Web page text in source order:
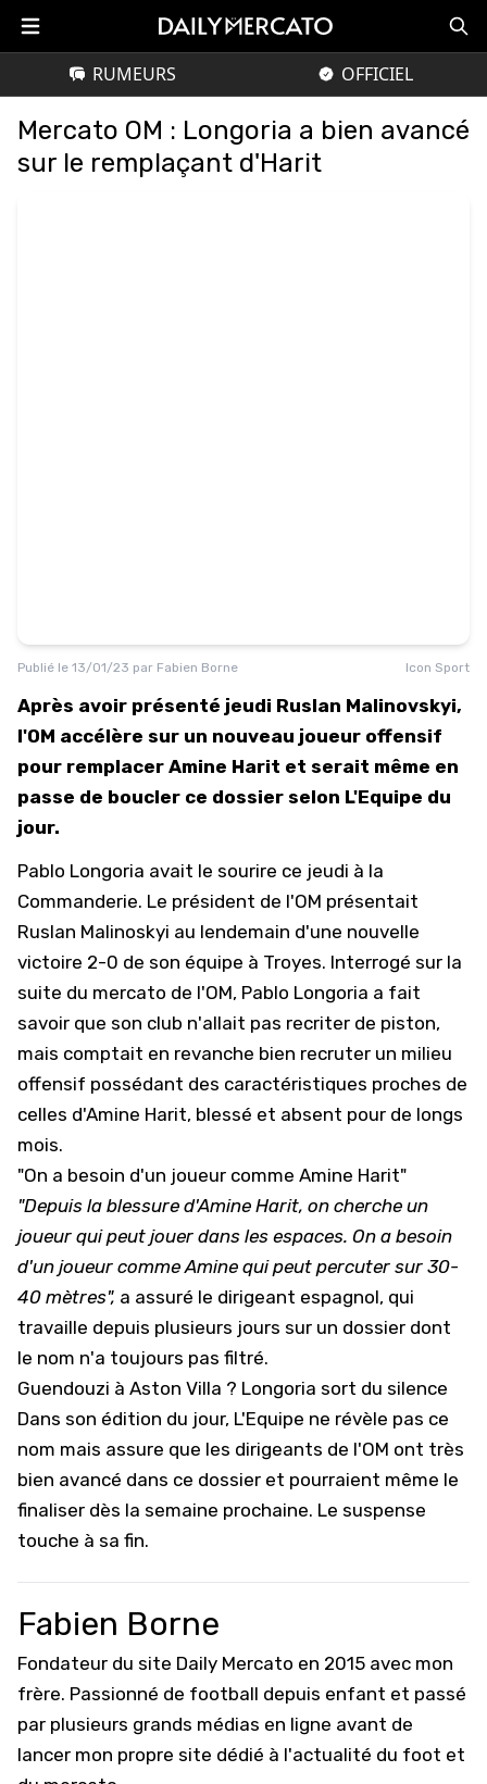
RUMEURS OFFICIEL
Mercato OM : Longoria a bien avancé
sur le remplaçant d'Harit
Publié le 13/01/23 par Fabien Borne Icon Sport
Après avoir présenté jeudi Ruslan Malinovskyi,
l'OM accélère sur un nouveau joueur offensif
pour remplacer Amine Harit et serait même en
passe de boucler ce dossier selon L'Equipe du
jour.
Pablo Longoria avait le sourire ce jeudi à la
Commanderie. Le président de l'OM présentait
Ruslan Malinoskyi au lendemain d'une nouvelle
victoire 2-0 de son équipe à Troyes. Interrogé sur la
suite du mercato de l'OM, Pablo Longoria a fait
savoir que son club n'allait pas recriter de piston,
mais comptait en revanche bien recruter un milieu
offensif possédant des caractéristiques proches de
celles d'Amine Harit, blessé et absent pour de longs
mois.
"On a besoin d'un joueur comme Amine Harit"
"Depuis la blessure d'Amine Harit, on cherche un
joueur qui peut jouer dans les espaces. On a besoin
d'un joueur comme Amine qui peut percuter sur 30-
40 mètres", a assuré le dirigeant espagnol, qui
travaille depuis plusieurs jours sur un dossier dont
le nom n'a toujours pas filtré.
Guendouzi à Aston Villa ? Longoria sort du silence
Dans son édition du jour, L'Equipe ne révèle pas ce
nom mais assure que les dirigeants de l'OM ont très
bien avancé dans ce dossier et pourraient même le
finaliser dès la semaine prochaine. Le suspense
touche à sa fin.
Fabien Borne
Fondateur du site Daily Mercato en 2015 avec mon
frère. Passionné de football depuis enfant et passé
par plusieurs grands médias en ligne avant de
lancer mon propre site dédié à l'actualité du foot et